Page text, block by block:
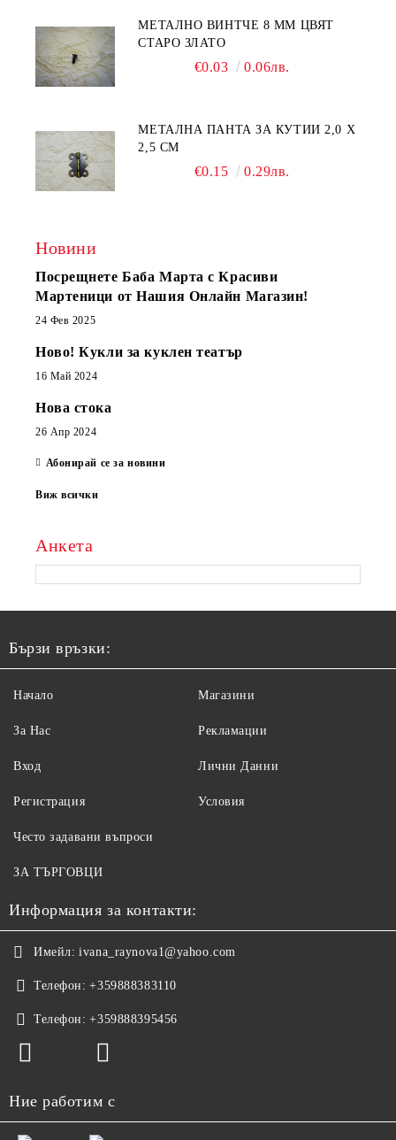
МЕТАЛНО ВИНТЧЕ 8 ММ ЦВЯТ
СТАРО ЗЛАТО
€0.03 0.06лв.
МЕТАЛНА ПАНТА ЗА КУТИИ 2,0 Х
2,5 СМ
€0.15 0.29лв.
Новини
Посрещнете Баба Марта с Красиви
Мартеници от Нашия Онлайн Магазин!
24 Фев 2025
Ново! Кукли за куклен театър
16 Май 2024
Нова стока
26 Апр 2024
Абонирай се за новини
Виж всички
Анкета
Бързи връзки:
Начало
За Нас
Вход
Регистрация
Магазини
Рекламации
Лични Данни
Условия
Често задавани въпроси
ЗА ТЪРГОВЦИ
Информация за контакти:
Имейл: ivana_raynova1@yahoo.com
Телефон: +359888383110
Телефон: +359888395456
Ние работим с